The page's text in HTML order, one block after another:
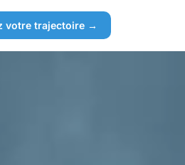
votre trajectoire →